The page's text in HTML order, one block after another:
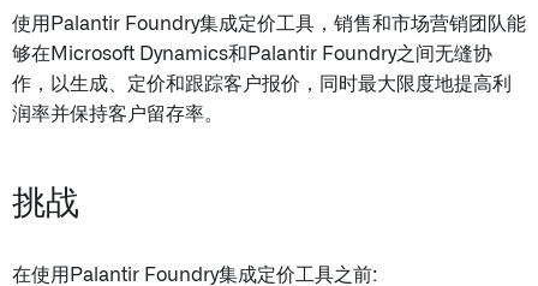
使用Palantir Foundry集成定价工具，销售和市场营销团队能
够在Microsoft Dynamics和Palantir Foundry之间无缝协
作，以生成、定价和跟踪客户报价，同时最大限度地提高利
润率并保持客户留存率。
挑战
在使用Palantir Foundry集成定价工具之前: